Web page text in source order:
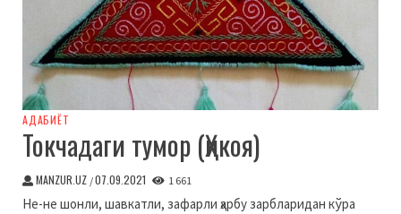
АДАБИЁТ
Токчадаги тумор (Ҳикоя)
MANZUR.UZ /07.09.2021 1 661
Не-не шонли, шавкатли, зафарли ҳарбу зарбларидан кўра